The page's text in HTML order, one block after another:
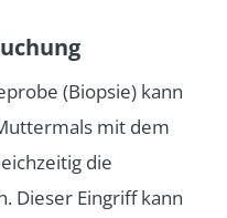
(Biopsie) kann
mit dem
die
Dieser Eingriff kann